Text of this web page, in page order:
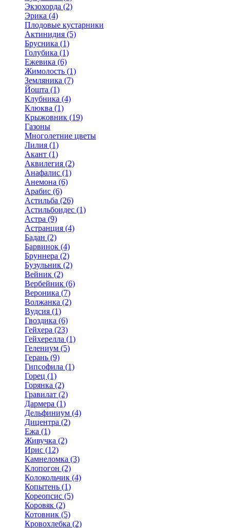
Экзохорда (2)
Эрика (4)
Плодовые кустарники
Актинидия (5)
Брусника (1)
Голубика (1)
Ежевика (6)
Жимолость (1)
Земляника (7)
Йошта (1)
Клубника (4)
Клюква (1)
Крыжовник (19)
Газоны
Многолетние цветы
Лилия (1)
Акант (1)
Аквилегия (2)
Анафалис (1)
Анемона (6)
Арабис (6)
Астильба (26)
Астильбоидес (1)
Астра (9)
Астранция (4)
Бадан (2)
Барвинок (4)
Бруннера (2)
Бузульник (2)
Вейник (2)
Вербейник (6)
Вероника (7)
Волжанка (2)
Вудсия (1)
Гвоздика (6)
Гейхера (23)
Гейхерелла (1)
Гелениум (5)
Герань (9)
Гипсофила (1)
Горец (1)
Горянка (2)
Гравилат (2)
Дармера (1)
Дельфиниум (4)
Дицентра (2)
Ежа (1)
Живучка (2)
Ирис (12)
Камнеломка (3)
Клопогон (2)
Колокольчик (4)
Копытень (1)
Кореопсис (5)
Коровяк (2)
Котовник (5)
Кровохлебка (2)